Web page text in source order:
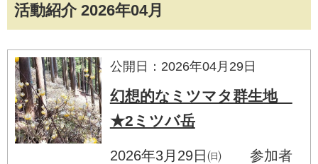
活動紹介 2026年04月
公開日：2026年04月29日
幻想的なミツマタ群生地
★2ミツバ岳
2026年3月29日㈰ 参加者